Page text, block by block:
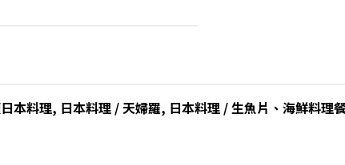
本料理, 日本料理 / 天婦羅, 日本料理 / 生魚片、海鮮料理